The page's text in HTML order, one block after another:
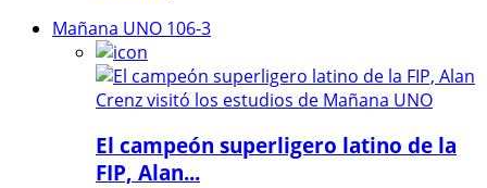
Mañana UNO 106-3
El campeón superligero latino de la
FIP, Alan...